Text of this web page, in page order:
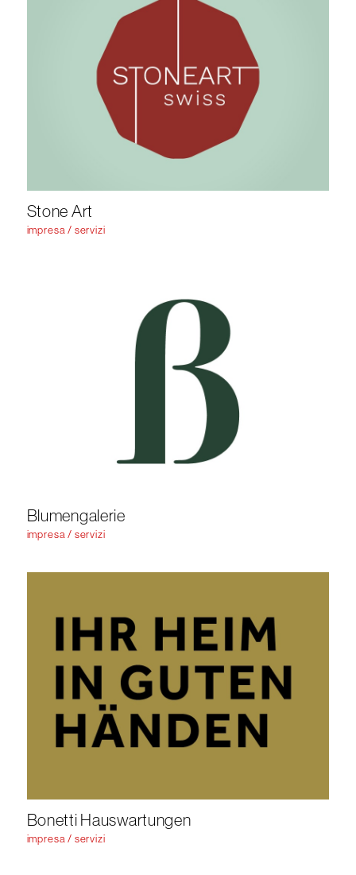
Stone Art
impresa / servizi
Blumengalerie
impresa / servizi
Bonetti Hauswartungen
impresa / servizi